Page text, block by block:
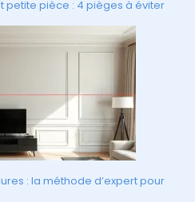
petite pièce : 4 pièges à éviter
: la méthode d’expert pour